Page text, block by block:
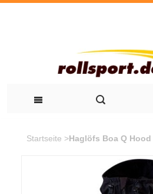
Startseite >Haglöfs Boa Q